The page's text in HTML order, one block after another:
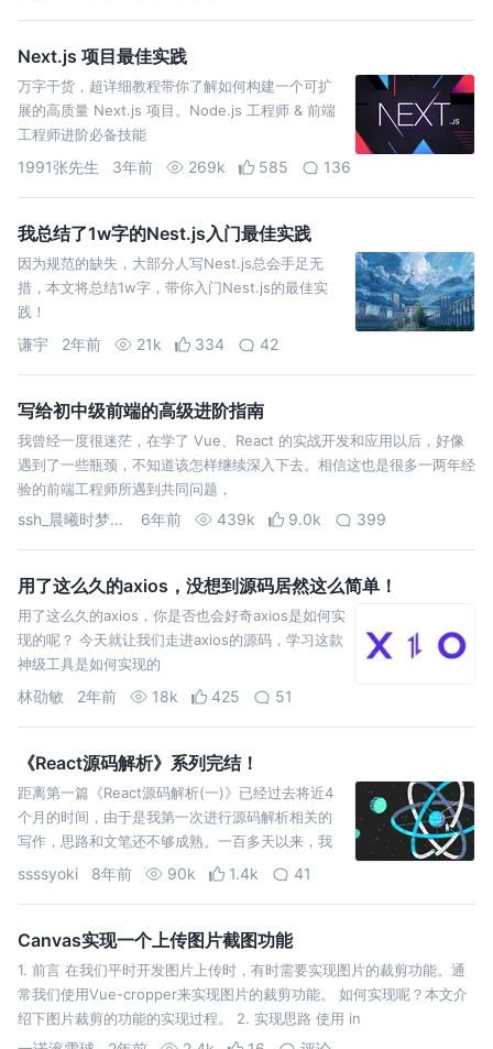
Next.js 项目最佳实践
万字干货，超详细教程带你了解如何构建一个可扩
展的高质量 Next.js 项目。Node.js 工程师 & 前端
工程师进阶必备技能
1991张先生 3年前 269k 585 136
我总结了1w字的Nest.js入门最佳实践
因为规范的缺失，大部分人写Nest.js总会手足无
措，本文将总结1w字，带你入门Nest.js的最佳实
践！
谦宇 2年前 21k 334 42
写给初中级前端的高级进阶指南
我曾经一度很迷茫，在学了 Vue、React 的实战开发和应用以后，好像
遇到了一些瓶颈，不知道该怎样继续深入下去。相信这也是很多一两年经
验的前端工程师所遇到共同问题，
ssh_晨曦时梦见兮 6年前 439k 9.0k 399
用了这么久的axios，没想到源码居然这么简单！
用了这么久的axios，你是否也会好奇axios是如何实
现的呢？ 今天就让我们走进axios的源码，学习这款
神级工具是如何实现的
林劭敏 2年前 18k 425 51
《React源码解析》系列完结！
距离第一篇《React源码解析(一)》已经过去将近4
个月的时间，由于是我第一次进行源码解析相关的
写作，思路和文笔还不够成熟。一百多天以来，我
基于读者反馈反思这几篇文章中的不足，同时也在
进的几点…
ssssyoki 8年前 90k 1.4k 41
Canvas实现一个上传图片截图功能
1. 前言 在我们平时开发图片上传时，有时需要实现图片的裁剪功能。通
常我们使用Vue-cropper来实现图片的裁剪功能。 如何实现呢？本文介
绍下图片裁剪的功能的实现过程。 2. 实现思路 使用 in